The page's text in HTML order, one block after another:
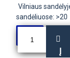
Vilniaus
sandėliuose: >20
Į